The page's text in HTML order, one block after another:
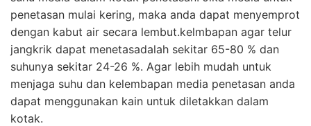
penetasan mulai kering, maka anda dapat menyemprot
dengan kabut air secara lembut.kelmbapan agar telur
jangkrik dapat menetasadalah sekitar 65-80 % dan
suhunya sekitar 24-26 %. Agar lebih mudah untuk
menjaga suhu dan kelembapan media penetasan anda
dapat menggunakan kain untuk diletakkan dalam
kotak.